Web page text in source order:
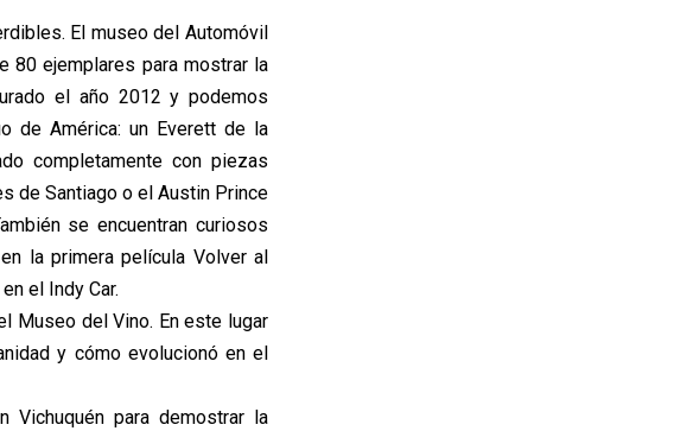
El museo del Automóvil
80 ejemplares para mostrar la
el año 2012 y podemos
de América: un Everett de la
completamente con piezas
de Santiago o el Austin Prince
se encuentran curiosos
la primera película Volver al
el Indy Car.
Museo del Vino. En este lugar
y cómo evolucionó en el
para demostrar la